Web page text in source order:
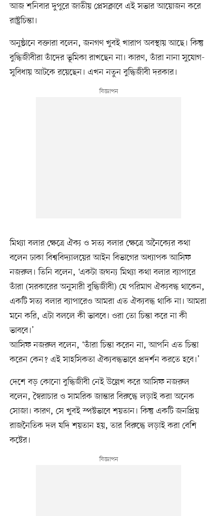
আজ শনিবার দুপুরে জাতীয় প্রেসক্লাবে এই সভার আয়োজন করে
রাষ্ট্রচিন্তা।
অনুষ্ঠানে বক্তারা বলেন, জনগণ খুবই খারাপ অবস্থায় আছে। কিন্তু
বুদ্ধিজীবীরা তাঁদের ভূমিকা রাখছেন না। কারণ, তাঁরা নানা সুযোগ-
সুবিধায় আটকে রয়েছেন। এখন নতুন বুদ্ধিজীবী দরকার।
মিথ্যা বলার ক্ষেত্রে ঐক্য ও সত্য বলার ক্ষেত্রে অনৈক্যের কথা
বলেন ঢাকা বিশ্ববিদ্যালয়ের আইন বিভাগের অধ্যাপক আসিফ
নজরুল। তিনি বলেন, ‘একটা জঘন্য মিথ্যা কথা বলার ব্যাপারে
তাঁরা (সরকারের অনুসারী বুদ্ধিজীবী) যে পরিমাণ ঐক্যবদ্ধ থাকেন,
একটি সত্য বলার ব্যাপারেও আমরা এত ঐক্যবদ্ধ থাকি না। আমরা
মনে করি, এটা বললে কী ভাববে। ওরা তো চিন্তা করে না কী
ভাববে।’
আসিফ নজরুল বলেন, ‘তাঁরা চিন্তা করেন না, আপনি এত চিন্তা
করেন কেন? এই সাহসিকতা ঐক্যবদ্ধভাবে প্রদর্শন করতে হবে।’
দেশে বড় কোনো বুদ্ধিজীবী নেই উল্লেখ করে আসিফ নজরুল
বলেন, স্বৈরাচার ও সামরিক জান্তার বিরুদ্ধে লড়াই করা অনেক
সোজা। কারণ, সে খুবই স্পষ্টভাবে শয়তান। কিন্তু একটি জনপ্রিয়
রাজনৈতিক দল যদি শয়তান হয়, তার বিরুদ্ধে লড়াই করা বেশি
কষ্টের।